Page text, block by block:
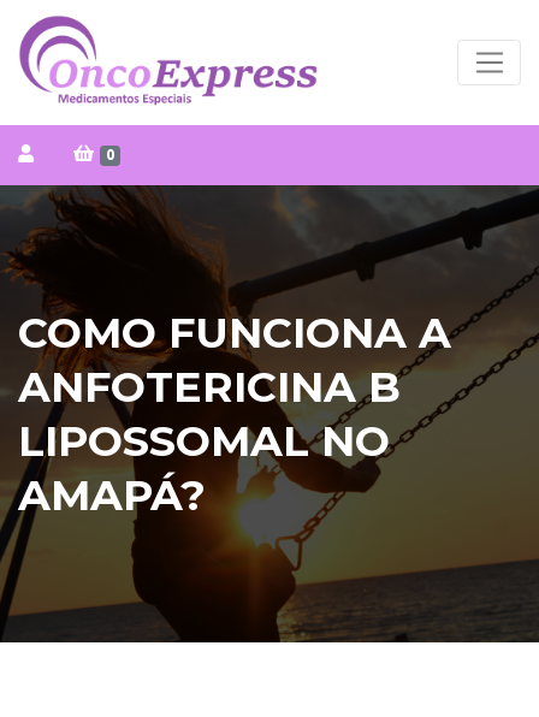
0
COMO FUNCIONA A
ANFOTERICINA B
LIPOSSOMAL NO
AMAPÁ?